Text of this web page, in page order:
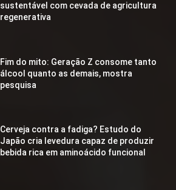
sustentável com cevada de agricultura
regenerativa
Fim do mito: Geração Z consome tanto
álcool quanto as demais, mostra
pesquisa
Cerveja contra a fadiga? Estudo do
Japão cria levedura capaz de produzir
bebida rica em aminoácido funcional